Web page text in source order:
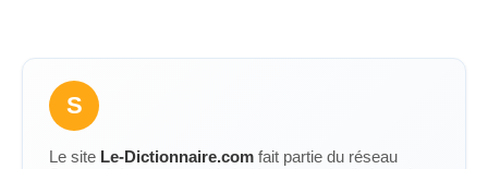
S
Le site Le-Dictionnaire.com fait partie du réseau